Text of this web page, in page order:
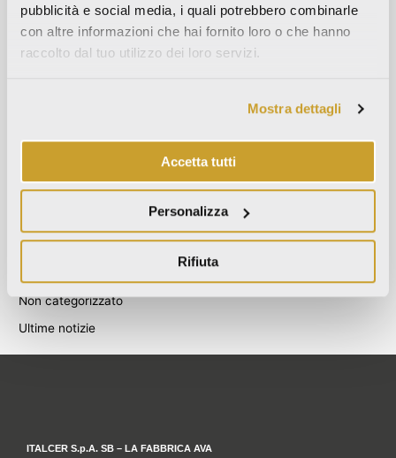
pubblicità e social media, i quali potrebbero combinarle
con altre informazioni che hai fornito loro o che hanno
raccolto dal tuo utilizzo dei loro servizi.
Mostra dettagli
Accetta tutti
Personalizza
Rifiuta
Settembre 2021
Agosto 2021
Novembre 2019
Categories
Non categorizzato
Ultime notizie
ITALCER S.p.A. SB – LA FABBRICA AVA